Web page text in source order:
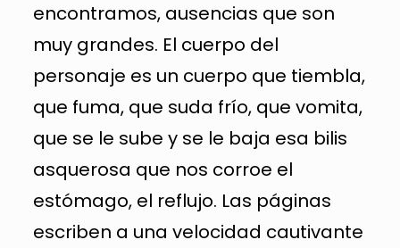
encontramos, ausencias que son
muy grandes. El cuerpo del
personaje es un cuerpo que tiembla,
que fuma, que suda frío, que vomita,
que se le sube y se le baja esa bilis
asquerosa que nos corroe el
estómago, el reflujo. Las páginas
escriben a una velocidad cautivante